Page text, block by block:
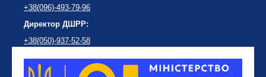
+38(096)-493-79-96
Директор ДШРР:
+38(050)-937-52-58